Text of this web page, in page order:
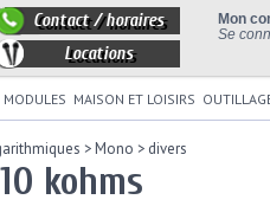
Mon
Se
Contact / horaires
Locations
MAISON ET LOISIRS
>Mono > divers
kohms